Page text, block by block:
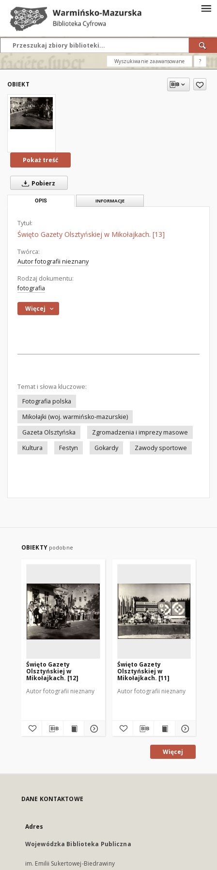
Wyszukiwanie zaawansowane ?
OBIEKT
Pokaż treść
Pobierz
OPIS INFORMACJE
Tytuł:
Święto Gazety Olsztyńskiej w Mikołajkach. [13]
Twórca:
Autor fotografii nieznany
Rodzaj dokumentu:
fotografia
Więcej
Temat i słowa kluczowe:
Fotografia polska
Mikołajki (woj. warmińsko-mazurskie)
Gazeta Olsztyńska
Zgromadzenia i imprezy masowe
Kultura
Festyn Gokardy Zawody sportowe
OBIEKTY podobne
Święto Gazety
Olsztyńskiej w
Mikołajkach. [12]
Autor fotografii nieznany
Święto Gazety
Olsztyńskiej w
Mikołajkach. [11]
Autor fotografii nieznany
Więcej
DANE KONTAKTOWE
Adres
Wojewódzka Biblioteka Publiczna
im. Emilii Sukertowej-Biedrawiny